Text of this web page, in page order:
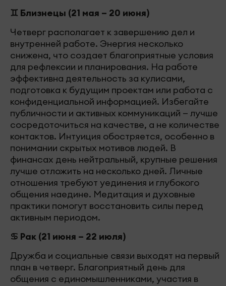
♊ Близнецы (21 мая – 20 июня)
Четверг располагает к завершению дел и
внутренней работе. Энергия несколько
снижена, что создает благоприятные условия
для рефлексии и планирования. На работе
эффективна деятельность за кулисами,
подготовка к будущим проектам или работа с
конфиденциальной информацией. Избегайте
публичности и активных коммуникаций — лучше
сосредоточиться на качестве, а не количестве
контактов. Интуиция обостряется, особенно в
понимании скрытых мотивов людей. В
финансах день нейтральный, крупные решения
лучше отложить на несколько дней. Личные
отношения требуют уединения и глубокого
общения наедине. Медитация и духовные
практики помогут восстановить силы перед
активным периодом.
♋ Рак (21 июня – 22 июля)
Дружба и социальные связи выходят на первый
план в четверг. Благоприятный день для
общения с единомышленниками, участия в